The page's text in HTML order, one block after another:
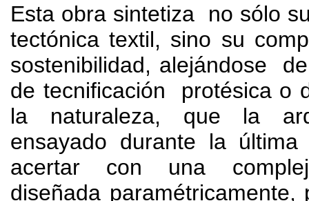
Esta obra sintetiza no sólo
tectónica textil, sino su
sostenibilidad, alejándose
de tecnificación protésica o
la naturaleza, que la
ensayado durante la última
acertar con una
diseñada paramétricamente,